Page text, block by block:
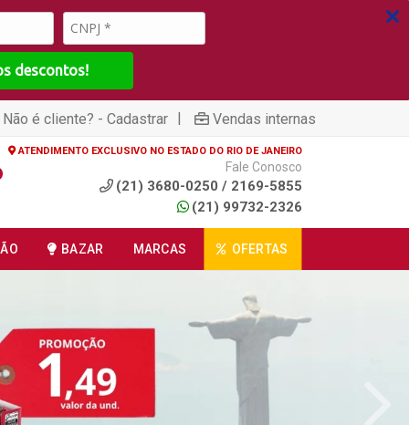
descontos!
Não é cliente? - Cadastrar | Vendas internas
ATENDIMENTO EXCLUSIVO NO ESTADO DO RIO DE JANEIRO
Fale Conosco
(21) 3680-0250 / 2169-5855
(21) 99732-2326
BAZAR MARCAS OFERTAS